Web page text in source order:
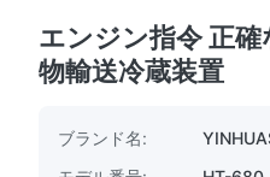
エンジン指令 正
物輸送冷蔵装置
ブランド名: